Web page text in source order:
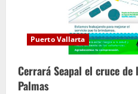
o
Puerto Vallarta
Cerrará Seapal el cruce de
Palmas